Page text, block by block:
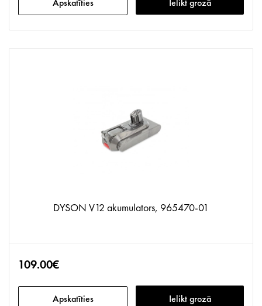
Apskatīties Ielikt grozā
DYSON V12 akumulators, 965470-01
109.00€
Apskatīties Ielikt grozā